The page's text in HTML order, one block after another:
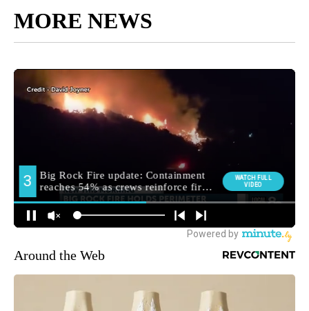
MORE NEWS
Around the Web